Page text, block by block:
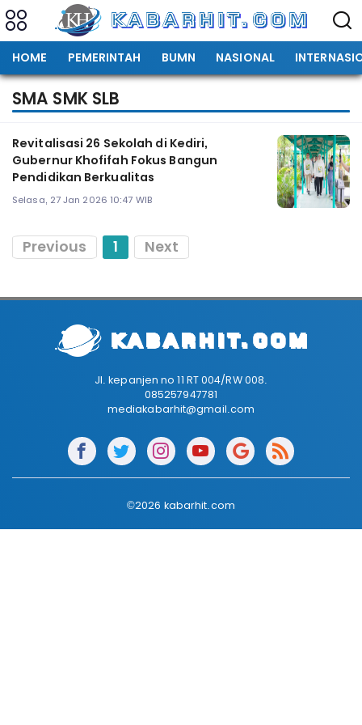
HOME PEMERINTAH BUMN NASIONAL
SMA SMK SLB
Revitalisasi 26 Sekolah di Kediri,
Gubernur Khofifah Fokus Bangun
Pendidikan Berkualitas
Selasa, 27 Jan 2026 10:47 WIB
Previous 1 Next
Jl. kepanjen no 11 RT 004/RW 008.
085257947781
mediakabarhit@gmail.com
©2026 kabarhit.com